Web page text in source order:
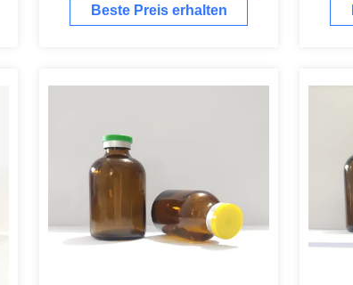
Injektionsglasflaschen
Beste Preis erhalten